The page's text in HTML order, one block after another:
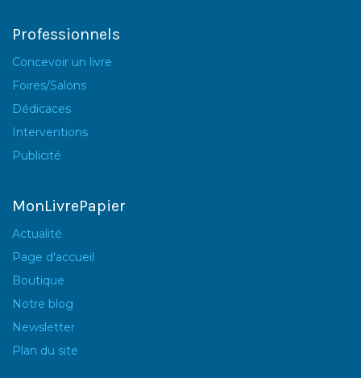
Professionnels
Concevoir un livre
Foires/Salons
Dédicaces
Interventions
Publicité
MonLivrePapier
Actualité
Page d'accueil
Boutique
Notre blog
Newsletter
Plan du site